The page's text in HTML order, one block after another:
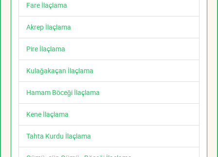
Fare İlaçlama
Akrep İlaçlama
Pire İlaçlama
Kulağakaçan İlaçlama
Hamam Böceği İlaçlama
Kene İlaçlama
Tahta Kurdu İlaçlama